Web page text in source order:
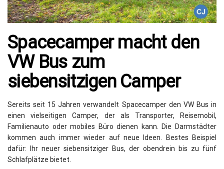
Spacecamper macht den
VW Bus zum
siebensitzigen Camper
Sereits seit 15 Jahren verwandelt Spacecamper den VW Bus in
einen vielseitigen Camper, der als Transporter, Reisemobil,
Familienauto oder mobiles Büro dienen kann. Die Darmstädter
kommen auch immer wieder auf neue Ideen. Bestes Beispiel
dafür: Ihr neuer siebensitziger Bus, der obendrein bis zu fünf
Schlafplätze bietet.